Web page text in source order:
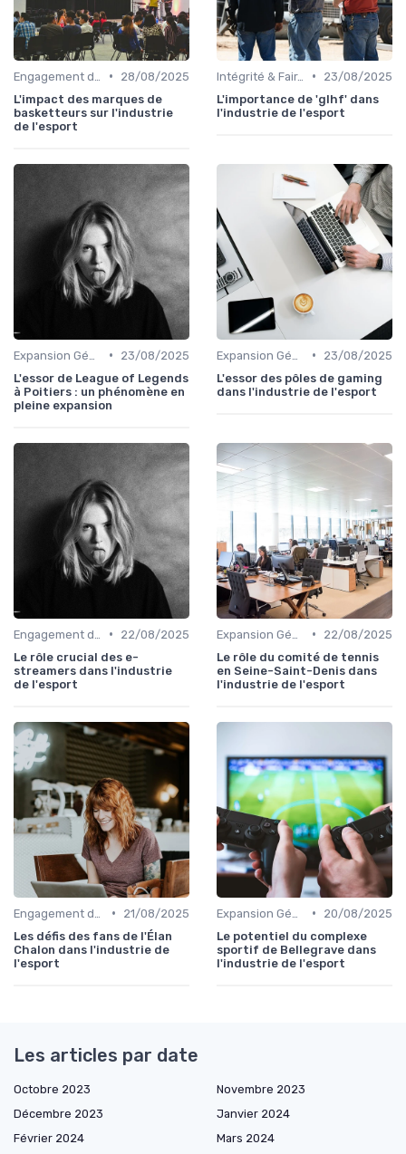
•
28/08/2025
L'impact des marques de
basketteurs sur l'industrie
de l'esport
Intégrité & Fair-play •
23/08/2025
L'importance de 'glhf' dans
l'industrie de l'esport
•
23/08/2025
L'essor de League of Legends
à Poitiers : un phénomène en
pleine expansion
•
23/08/2025
L'essor des pôles de gaming
dans l'industrie de l'esport
•
22/08/2025
Le rôle crucial des e-
streamers dans l'industrie
de l'esport
•
22/08/2025
Le rôle du comité de tennis
en Seine-Saint-Denis dans
l'industrie de l'esport
•
21/08/2025
Les défis des fans de l'Élan
Chalon dans l'industrie de
l'esport
•
20/08/2025
Le potentiel du complexe
sportif de Bellegrave dans
l'industrie de l'esport
Les articles par date
Octobre 2023
Novembre 2023
Décembre 2023
Janvier 2024
Février 2024
Mars 2024